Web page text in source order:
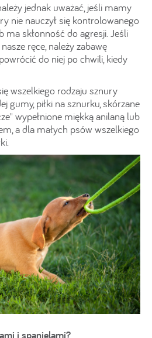
jednak uważać, jeśli mamy
nie nauczył się kontrolowanego
ma skłonność do agresji. Jeśli
ręce, należy zabawę
do niej po chwili, kiedy
wszelkiego rodzaju sznury
gumy, piłki na sznurku, skórzane
wypełnione miękką anilaną lub
a dla małych psów wszelkiego
i spanielami?